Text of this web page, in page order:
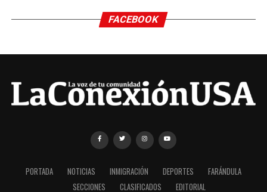
FACEBOOK
PORTADA NOTICIAS INMIGRACIÓN DEPORTES
FARÁNDULA
SECCIONES
CLASIFICADOS EDITORIAL